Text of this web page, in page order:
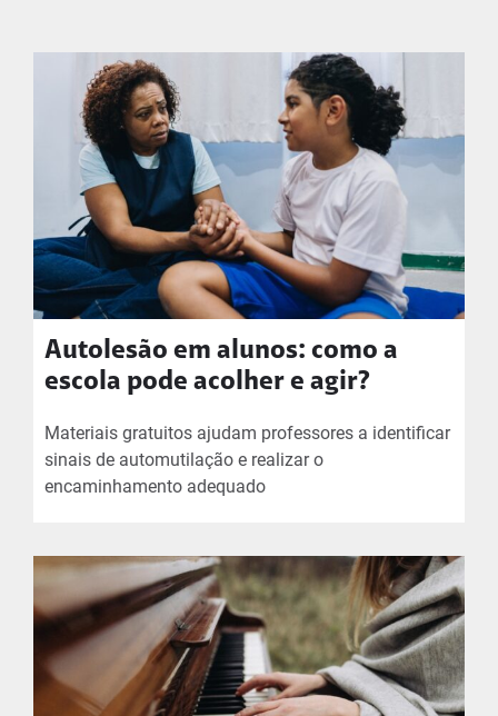
Autolesão em alunos: como a
escola pode acolher e agir?
Materiais gratuitos ajudam professores a identificar
sinais de automutilação e realizar o
encaminhamento adequado